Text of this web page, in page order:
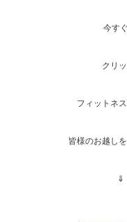
今す
クリ
フィットネ
皆様のお越し